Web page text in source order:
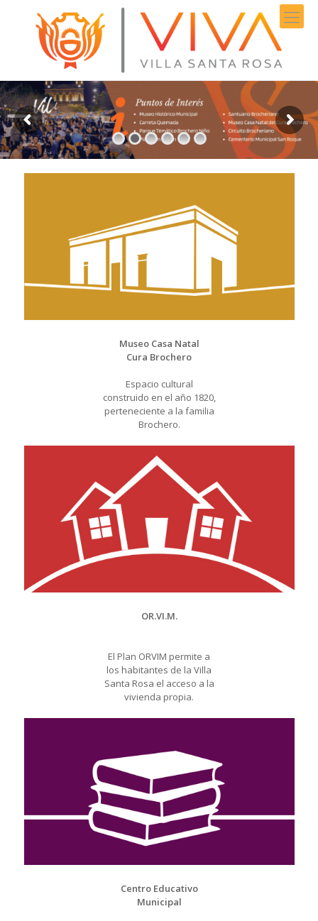
Museo Casa Natal
Cura Brochero
Espacio cultural
construido en el año 1820,
perteneciente a la familia
Brochero.
OR.VI.M.
El Plan ORVIM permite a
los habitantes de la Villa
Santa Rosa el acceso a la
vivienda propia.
Centro Educativo
Municipal